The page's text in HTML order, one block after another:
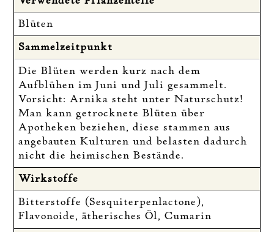
Blüten
Sammelzeitpunkt
Die Blüten werden kurz nach dem
Aufblühen im Juni und Juli gesammelt.
Vorsicht: Arnika steht unter Naturschutz!
Man kann getrocknete Blüten über
Apotheken beziehen, diese stammen aus
angebauten Kulturen und belasten dadurch
nicht die heimischen Bestände.
Wirkstoffe
Bitterstoffe (Sesquiterpenlactone),
Flavonoide, ätherisches Öl, Cumarin